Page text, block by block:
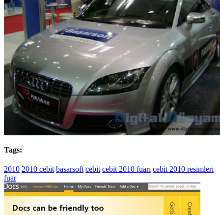
Tags:
2010 2010 cebit basarsoft cebit cebit 2010 fuarı cebit 2010 resimleri
fuar